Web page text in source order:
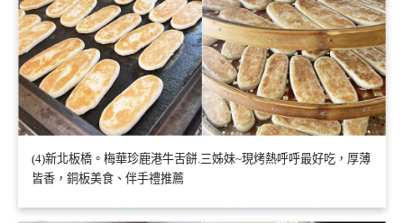
(4)新北板橋。梅華珍鹿港牛舌餅.三姊妹~現烤熱呼呼最好吃，厚薄
皆香，銅板美食、伴手禮推薦